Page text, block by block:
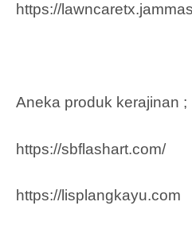
https://
Aneka produk kerajinan ;
https://sbflashart.com/
https://lisplangkayu.com